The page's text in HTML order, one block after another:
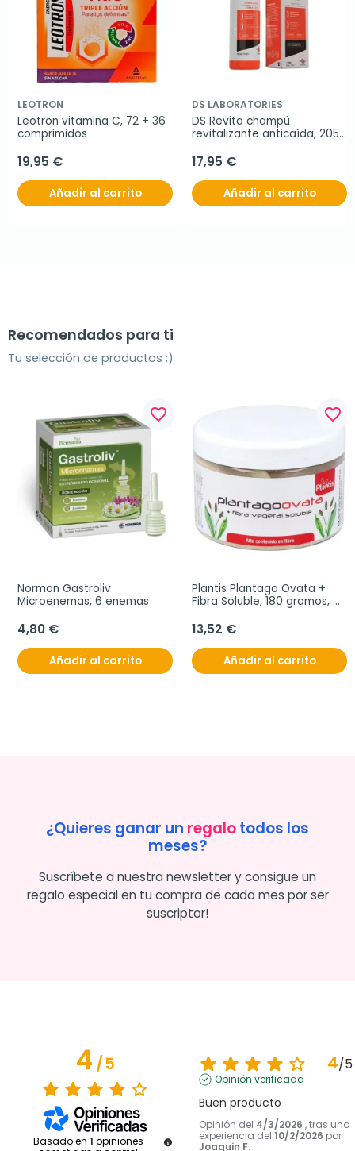
LEOTRON
Leotron vitamina C, 72 + 36
comprimidos
19,95 €
Añadir al carrito
DS LABORATORIES
DS Revita champú
revitalizante anticaída, 205
17,95 €
Añadir al carrito
Recomendados para ti
Tu selección de productos ;)
favorite_border
Normon Gastroliv
Microenemas, 6 enemas
4,80 €
Añadir al carrito
favorite_border
Plantis Plantago Ovata +
Fibra Soluble, 180 gramos,
13,52 €
Añadir al carrito
¿Quieres ganar un regalotodos los
meses?
Suscríbete a nuestra newsletter y consigue un
regalo especial en tu compra de cada mes por ser
suscriptor!
4/5
Basado en 1 opiniones
4/5
Opinión verificada
Buen producto
Opinión del 4/3/2026 , tras una
experiencia del 10/2/2026 por
Joaquin F.